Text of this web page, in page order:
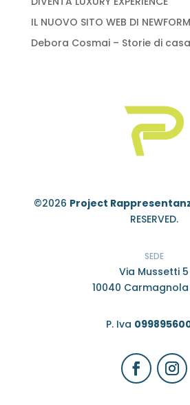
IL NUOVO SITO WEB DI
Debora Cosmai – Storie di casa
©2026 Project
RESERVED.
SEDE
Via Mussetti 5
10040
P. Iva